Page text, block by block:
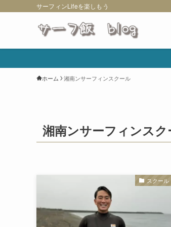
サーフィンLifeを楽しもう
ホーム 湘南ンサーフィンスクール
湘南ンサーフィンスク
スクール